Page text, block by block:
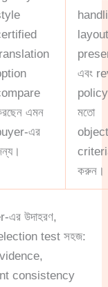
এমন
এর
এবং
মতো
করুন।
উদাহরণ,
test সহজ:
consistency